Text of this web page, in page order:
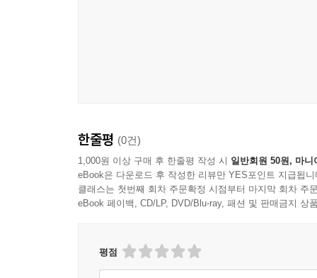
한줄평 (0건)
1,000원 이상 구매 후 한줄평 작성 시 일반회원 50원, 마니
eBook은 다운로드 후 작성한 리뷰만 YES포인트 지급됩니
클래스는 첫번째 회차 주문확정 시점부터 마지막 회차 주
eBook 페이백, CD/LP, DVD/Blu-ray, 패션 및 판매금지 상
평점